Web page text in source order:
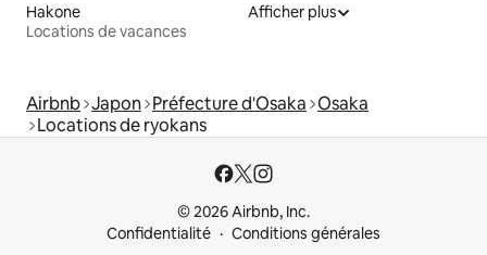
Hakone
Locations de vacances
Afficher plus
Airbnb Japon Préfecture d'Osaka Osaka
Locations de ryokans
© 2026 Airbnb, Inc.
Confidentialité
Conditions générales